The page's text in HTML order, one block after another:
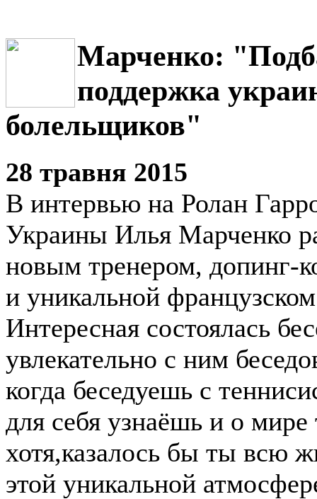
Марченко:
поддержка
болельщиков"
28 травня 2015
В интервью на Ролан
Украины Илья Марченко
новым тренером, допинг-
и уникальной
Интересная состоялась
увлекательно с ним
когда беседуешь с
для себя узнаёшь и о
хотя,казалось бы ты всю
этой уникальной